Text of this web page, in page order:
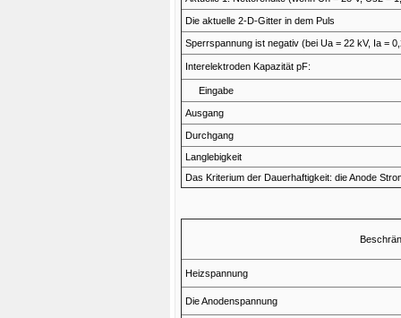
Die aktuelle 2-D-Gitter in dem Puls
Sperrspannung ist negativ (bei Ua = 22 kV, Ia =
Interelektroden Kapazität pF:
Eingabe
Ausgang
Durchgang
Langlebigkeit
Das Kriterium der Dauerhaftigkeit: die Anode
Heizspannung
Die Anodenspannung